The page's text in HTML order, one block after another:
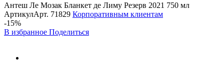
Антеш Ле Мозак Бланкет де Лиму Резерв 2021 750 мл
АртикулАрт. 71829 Корпоративным клиентам
-15%
В избранное Поделиться